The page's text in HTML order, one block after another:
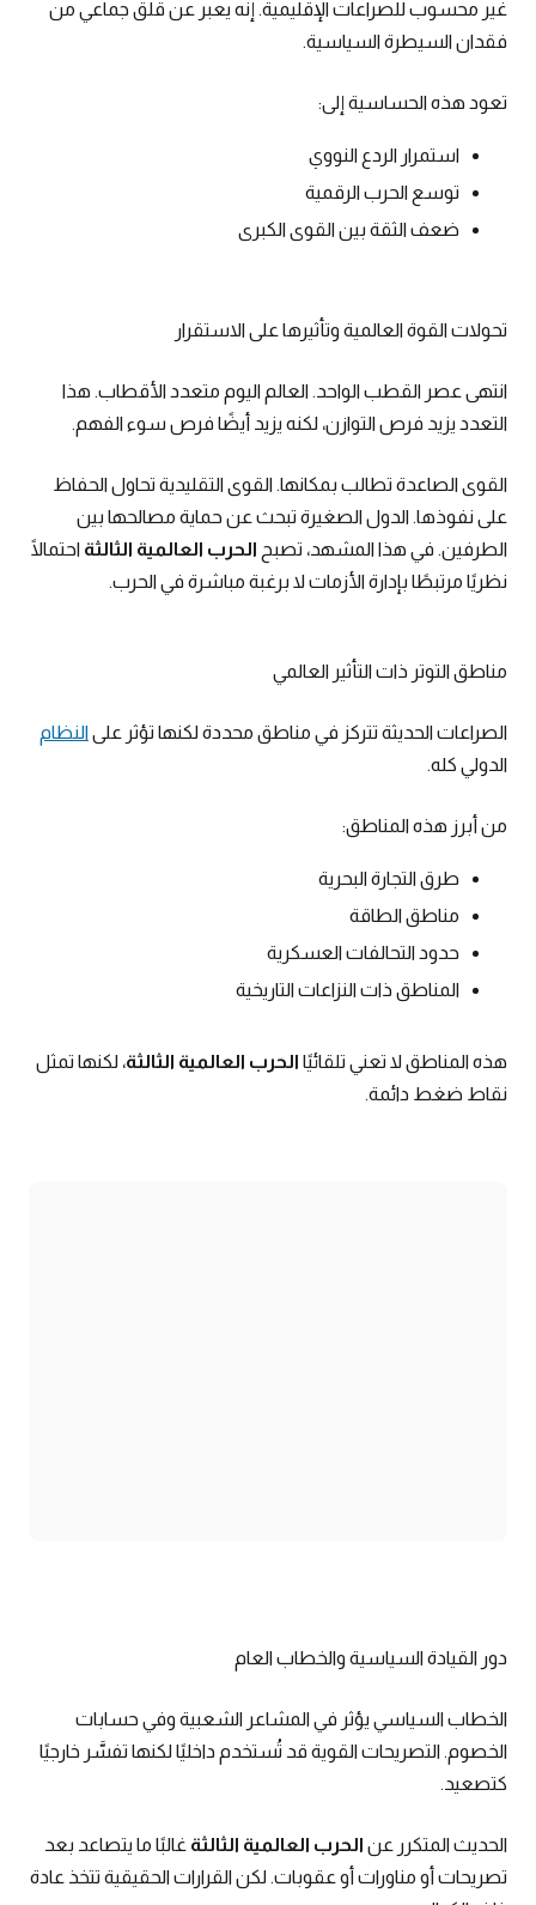
غير محسوب للصراعات الإقليمية. إنه يعبر عن قلق جماعي من
فقدان السيطرة السياسية.
تعود هذه الحساسية إلى:
استمرار الردع النووي
توسع الحرب الرقمية
ضعف الثقة بين القوى الكبرى
تحولات القوة العالمية وتأثيرها على الاستقرار
انتهى عصر القطب الواحد. العالم اليوم متعدد الأقطاب. هذا
التعدد يزيد فرص التوازن، لكنه يزيد أيضًا فرص سوء الفهم.
القوى الصاعدة تطالب بمكانها. القوى التقليدية تحاول الحفاظ
على نفوذها. الدول الصغيرة تبحث عن حماية مصالحها بين
الطرفين. في هذا المشهد، تصبح الحرب العالمية الثالثة احتمالًا
نظريًا مرتبطًا بإدارة الأزمات لا برغبة مباشرة في الحرب.
مناطق التوتر ذات التأثير العالمي
الصراعات الحديثة تتركز في مناطق محددة لكنها تؤثر على النظام
الدولي كله.
من أبرز هذه المناطق:
طرق التجارة البحرية
مناطق الطاقة
حدود التحالفات العسكرية
المناطق ذات النزاعات التاريخية
هذه المناطق لا تعني تلقائيًا الحرب العالمية الثالثة، لكنها تمثل
نقاط ضغط دائمة.
دور القيادة السياسية والخطاب العام
الخطاب السياسي يؤثر في المشاعر الشعبية وفي حسابات
الخصوم. التصريحات القوية قد تُستخدم داخليًا لكنها تفسَّر خارجيًا
كتصعيد.
الحديث المتكرر عن الحرب العالمية الثالثة غالبًا ما يتصاعد بعد
تصريحات أو مناورات أو عقوبات. لكن القرارات الحقيقية تتخذ عادة